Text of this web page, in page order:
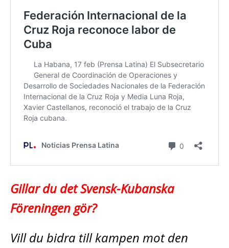
Gillar du det Svensk-Kubanska
Föreningen gör?
Vill du bidra till kampen mot den